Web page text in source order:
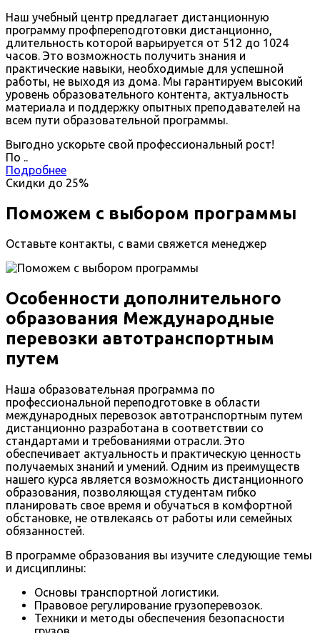
Наш учебный центр предлагает дистанционную
программу профпереподготовки дистанционно,
длительность которой варьируется от 512 до 1024
часов. Это возможность получить знания и
практические навыки, необходимые для успешной
работы, не выходя из дома. Мы гарантируем высокий
уровень образовательного контента, актуальность
материала и поддержку опытных преподавателей на
всем пути образовательной программы.
Выгодно ускорьте свой профессиональный рост!
По ..
Подробнее
Скидки до 25%
Поможем с выбором программы
Оставьте контакты, с вами свяжется менеджер
Особенности дополнительного
образования Международные
перевозки автотранспортным
путем
Наша образовательная программа по
профессиональной переподготовке в области
международных перевозок автотранспортным путем
дистанционно разработана в соответствии со
стандартами и требованиями отрасли. Это
обеспечивает актуальность и практическую ценность
получаемых знаний и умений. Одним из преимуществ
нашего курса является возможность дистанционного
образования, позволяющая студентам гибко
планировать свое время и обучаться в комфортной
обстановке, не отвлекаясь от работы или семейных
обязанностей.
В программе образования вы изучите следующие темы
и дисциплины:
Основы транспортной логистики.
Правовое регулирование грузоперевозок.
Техники и методы обеспечения безопасности